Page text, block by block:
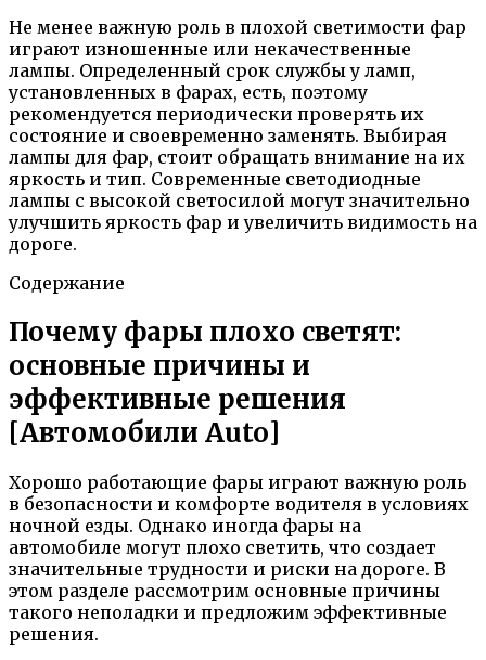
Не менее важную роль в плохой светимости фар
играют изношенные или некачественные
лампы. Определенный срок службы у ламп,
установленных в фарах, есть, поэтому
рекомендуется периодически проверять их
состояние и своевременно заменять. Выбирая
лампы для фар, стоит обращать внимание на их
яркость и тип. Современные светодиодные
лампы с высокой светосилой могут значительно
улучшить яркость фар и увеличить видимость на
дороге.
Содержание
Почему фары плохо светят:
основные причины и
эффективные решения
[Автомобили Auto]
Хорошо работающие фары играют важную роль
в безопасности и комфорте водителя в условиях
ночной езды. Однако иногда фары на
автомобиле могут плохо светить, что создает
значительные трудности и риски на дороге. В
этом разделе рассмотрим основные причины
такого неполадки и предложим эффективные
решения.